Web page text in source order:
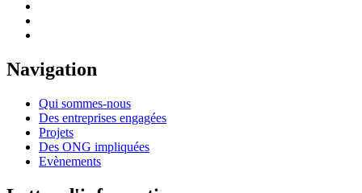
Navigation
Qui sommes-nous
Des entreprises engagées
Projets
Des ONG impliquées
Evènements